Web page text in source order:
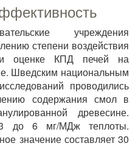
учреждения
степени воздействия
оценке КПД печей на
Шведским национальным
проводились
содержания смол в
древесине.
до 6 мг/МДж теплоты.
значение составляет 30